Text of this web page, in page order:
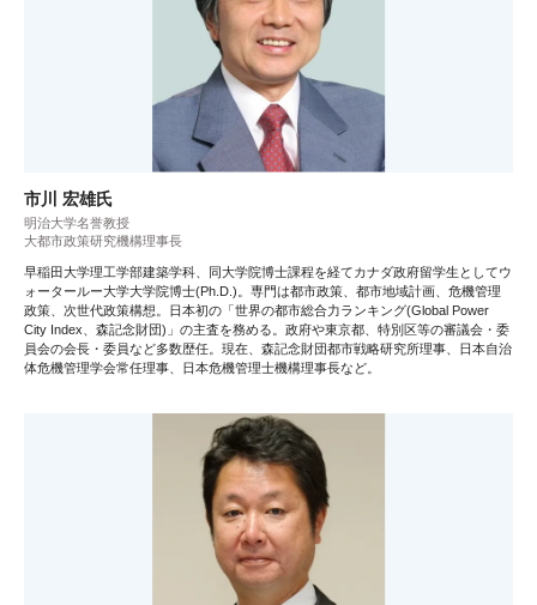
市川 宏雄氏
明治大学名誉教授
大都市政策研究機構理事長
早稲田大学理工学部建築学科、同大学院博士課程を経てカナダ政府留学生としてウ
ォータールー大学大学院博士(Ph.D.)。専門は都市政策、都市地域計画、危機管理
政策、次世代政策構想。日本初の「世界の都市総合力ランキング(Global Power
City Index、森記念財団)」の主査を務める。政府や東京都、特別区等の審議会・委
員会の会長・委員など多数歴任。現在、森記念財団都市戦略研究所理事、日本自治
体危機管理学会常任理事、日本危機管理士機構理事長など。